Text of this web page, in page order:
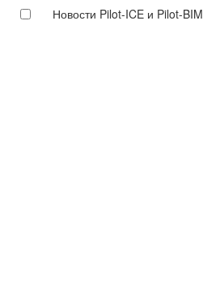
Новости Pilot-ICE и Pilot-BIM